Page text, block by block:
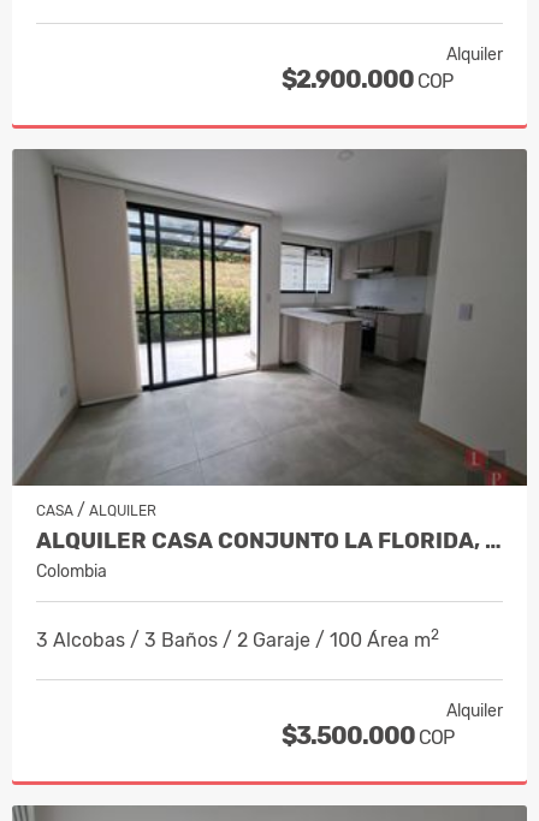
Alquiler
$2.900.000 COP
CASA / ALQUILER
ALQUILER CASA CONJUNTO LA FLORIDA, VIL…
Colombia
3 Alcobas / 3 Baños / 2 Garaje / 100 Área m2
Alquiler
$3.500.000 COP